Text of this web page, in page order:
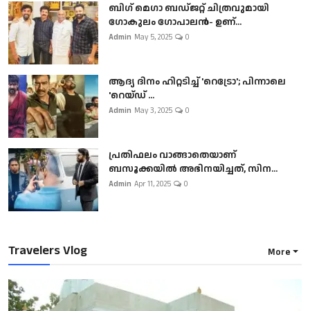
ബി​ഗ് മെഗാ ബഡ്ജറ്റ് ചിത്രവുമായി
ഗോകുലം ഗോപാലൻ- ഉണ്...
Admin May 5, 2025 0
ആദ്യ ദിനം ഹിറ്റടിച്ച് 'റെട്രോ'; പിന്നാലെ
'റെയ്ഡ് ...
Admin May 3, 2025 0
പ്രതിഫലം വാങ്ങാതെയാണ്
ബസൂക്കയില്‍ അഭിനയിച്ചത്, സിന...
Admin Apr 11, 2025 0
Travelers Vlog More